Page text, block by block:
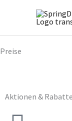
springen
Preise
Aktionen & Rabatte